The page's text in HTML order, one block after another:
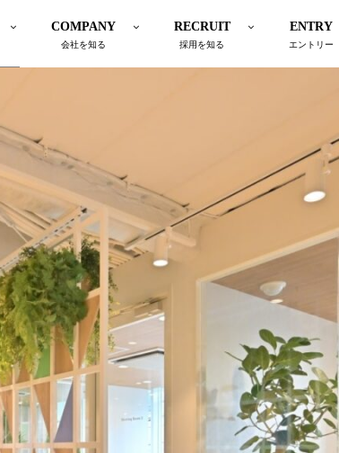
COMPANY
会社を知る
RECRUIT
採用を知る
ENTRY
エントリー